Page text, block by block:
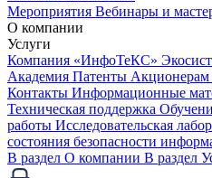
Мероприятия Вебинары и
О компании
Услуги
Компания «ИнфоТеКС»
Академия Патенты Акционерам
Контакты Информационные
Техническая поддержка
работы Исследовательская
состояния безопасности
В раздел О компании В раздел